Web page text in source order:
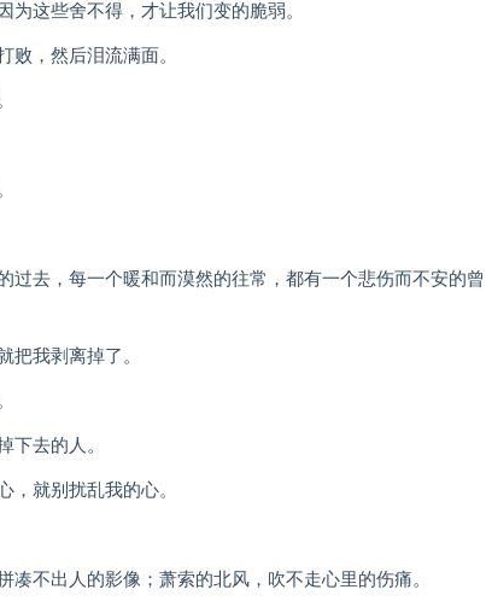
这些舍不得，才让我们变的脆弱。
败，然后泪流满面。
去，每一个暖和而漠然的往常，都有一个悲伤而不安的曾
把我剥离掉了。
下去的人。
，就别扰乱我的心。
不出人的影像；萧索的北风，吹不走心里的伤痛。